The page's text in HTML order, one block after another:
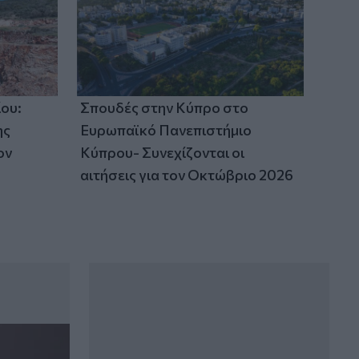
Σπουδές στην Κύπρο στο
Ευρωπαϊκό Πανεπιστήμιο
Κύπρου- Συνεχίζονται οι
αιτήσεις για τον Οκτώβριο 2026